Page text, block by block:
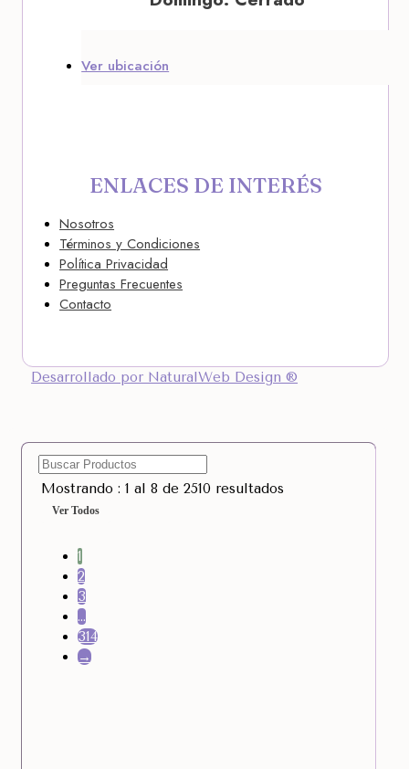
Ver ubicación
ENLACES DE INTERÉS
Nosotros
Términos y Condiciones
Política Privacidad
Preguntas Frecuentes
Contacto
Desarrollado por NaturalWeb Design ®
Mostrando : 1 al 8 de 2510 resultados
Ver Todos
1
2
3
…
314
→